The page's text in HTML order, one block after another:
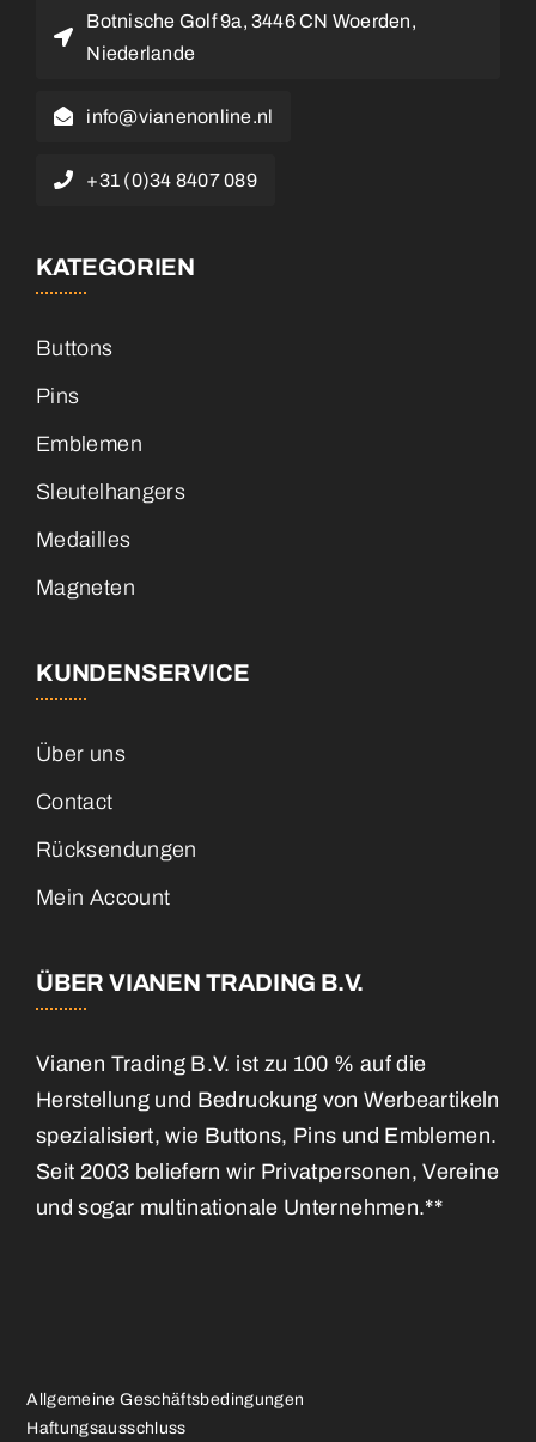
Botnische Golf 9a, 3446 CN Woerden,
Niederlande
info@vianenonline.nl
+31 (0)34 8407 089
KATEGORIEN
Buttons
Pins
Emblemen
Sleutelhangers
Medailles
Magneten
KUNDENSERVICE
Über uns
Contact
Rücksendungen
Mein Account
ÜBER VIANEN TRADING B.V.
Vianen Trading B.V. ist zu 100 % auf die
Herstellung und Bedruckung von Werbeartikeln
spezialisiert, wie Buttons, Pins und Emblemen.
Seit 2003 beliefern wir Privatpersonen, Vereine
und sogar multinationale Unternehmen.**
Allgemeine Geschäftsbedingungen
Haftungsausschluss